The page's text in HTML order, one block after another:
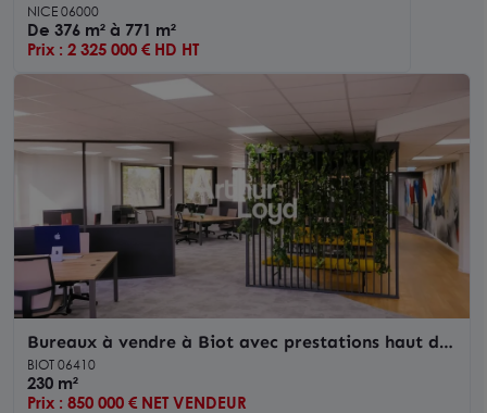
NICE 06000
De 376 m² à 771 m²
Prix : 2 325 000 € HD HT
Bureaux à vendre à Biot avec prestations haut de
gamme et parking privatif
BIOT 06410
230 m²
Prix : 850 000 € NET VENDEUR